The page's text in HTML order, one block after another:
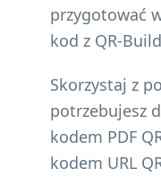
przygotować
kod z QR-
Skorzystaj z
potrzebujesz
kodem PDF
kodem URL